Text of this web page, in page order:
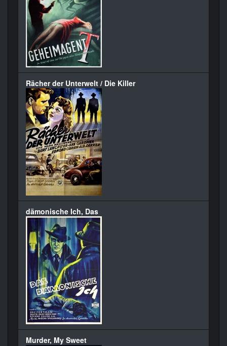
Rächer der Unterwelt / Die Killer
dämonische Ich, Das
Murder, My Sweet